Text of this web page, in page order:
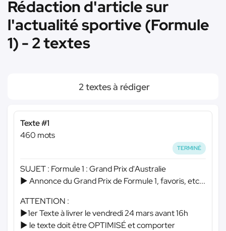
Rédaction d'article sur
l'actualité sportive (Formule
1) - 2 textes
2 textes à rédiger
Texte #1
460 mots
TERMINÉ
SUJET : Formule 1 : Grand Prix d'Australie
► Annonce du Grand Prix de Formule 1, favoris, etc...
ATTENTION :
►1er Texte à livrer le vendredi 24 mars avant 16h
► le texte doit être OPTIMISÉ et comporter